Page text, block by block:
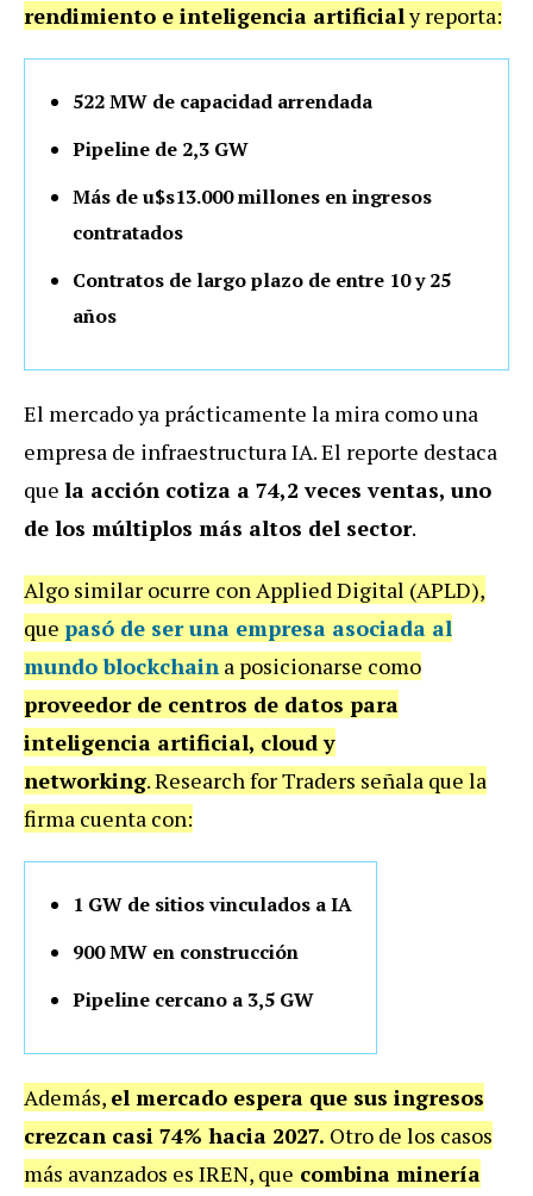
rendimiento e inteligencia artificialy reporta:
522 MW de capacidad arrendada
Pipeline de 2,3 GW
Más de u$s13.000 millones en ingresos
contratados
Contratos de largo plazo de entre 10 y 25
años
El mercado ya prácticamente la mira como una
empresa de infraestructura IA. El reporte destaca
que la acción cotiza a 74,2 veces ventas, uno
de los múltiplos más altos del sector.
Algo similar ocurre con Applied Digital (APLD),
que pasó de ser una empresa asociada al
mundo blockchain a posicionarse como
proveedor de centros de datos para
inteligencia artificial, cloud y
networking. Research for Traders señala que la
firma cuenta con:
1 GW de sitios vinculados a IA
900 MW en construcción
Pipeline cercano a 3,5 GW
Además, el mercado espera que sus ingresos
crezcan casi 74% hacia 2027. Otro de los casos
más avanzados es IREN, que combina minería